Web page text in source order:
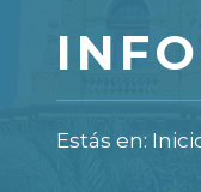
Estás en: